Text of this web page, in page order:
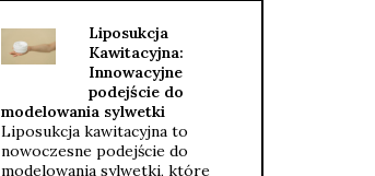
Liposukcja
Kawitacyjna:
Innowacyjne
podejście do
modelowania sylwetki
Liposukcja kawitacyjna to
nowoczesne podejście do
modelowania sylwetki, które